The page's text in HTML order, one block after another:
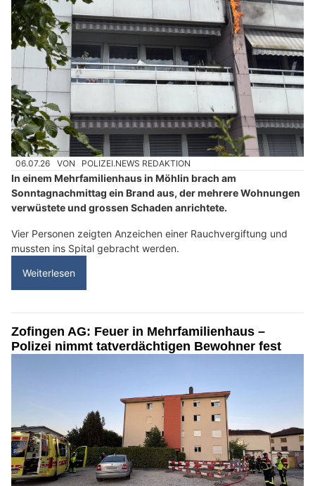
06.07.26 VON POLIZEI.NEWS REDAKTION
In einem Mehrfamilienhaus in Möhlin brach am
Sonntagnachmittag ein Brand aus, der mehrere Wohnungen
verwüstete und grossen Schaden anrichtete.
Vier Personen zeigten Anzeichen einer Rauchvergiftung und
mussten ins Spital gebracht werden.
Weiterlesen
Zofingen AG: Feuer in Mehrfamilienhaus –
Polizei nimmt tatverdächtigen Bewohner fest